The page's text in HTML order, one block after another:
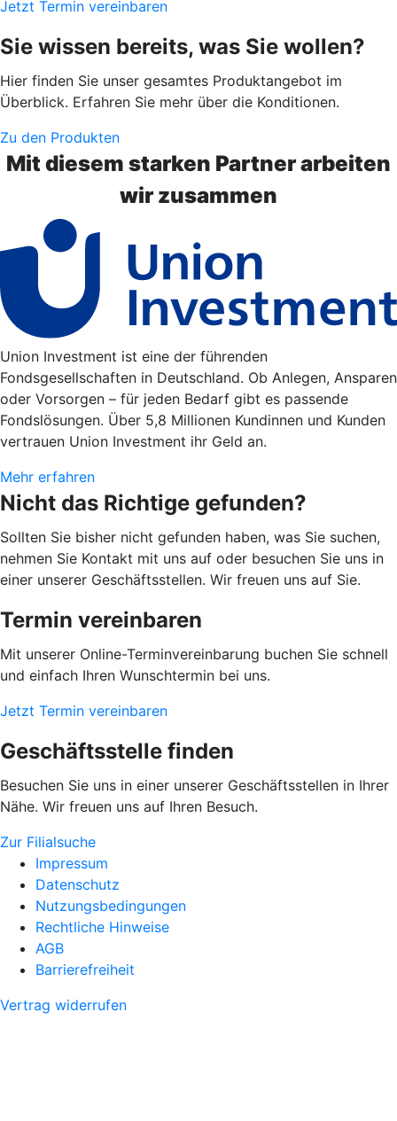
Jetzt Termin vereinbaren
Sie wissen bereits, was Sie wollen?
Hier finden Sie unser gesamtes Produktangebot im
Überblick. Erfahren Sie mehr über die Konditionen.
Zu den Produkten
Mit diesem starken Partner arbeiten
wir zusammen
Union Investment ist eine der führenden
Fondsgesellschaften in Deutschland. Ob Anlegen, Ansparen
oder Vorsorgen – für jeden Bedarf gibt es passende
Fondslösungen. Über 5,8 Millionen Kundinnen und Kunden
vertrauen Union Investment ihr Geld an.
Mehr erfahren
Nicht das Richtige gefunden?
Sollten Sie bisher nicht gefunden haben, was Sie suchen,
nehmen Sie Kontakt mit uns auf oder besuchen Sie uns in
einer unserer Geschäftsstellen. Wir freuen uns auf Sie.
Termin vereinbaren
Mit unserer Online-Terminvereinbarung buchen Sie schnell
und einfach Ihren Wunschtermin bei uns.
Jetzt Termin vereinbaren
Geschäftsstelle finden
Besuchen Sie uns in einer unserer Geschäftsstellen in Ihrer
Nähe. Wir freuen uns auf Ihren Besuch.
Zur Filialsuche
Impressum
Datenschutz
Nutzungsbedingungen
Rechtliche Hinweise
AGB
Barrierefreiheit
Vertrag widerrufen